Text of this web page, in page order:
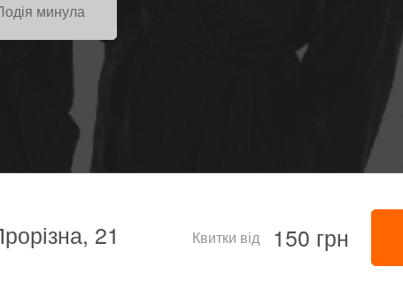
минула
21 Квитки від 150 грн